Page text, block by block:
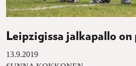
Leipzigissa jalkapallo
13.9.2019